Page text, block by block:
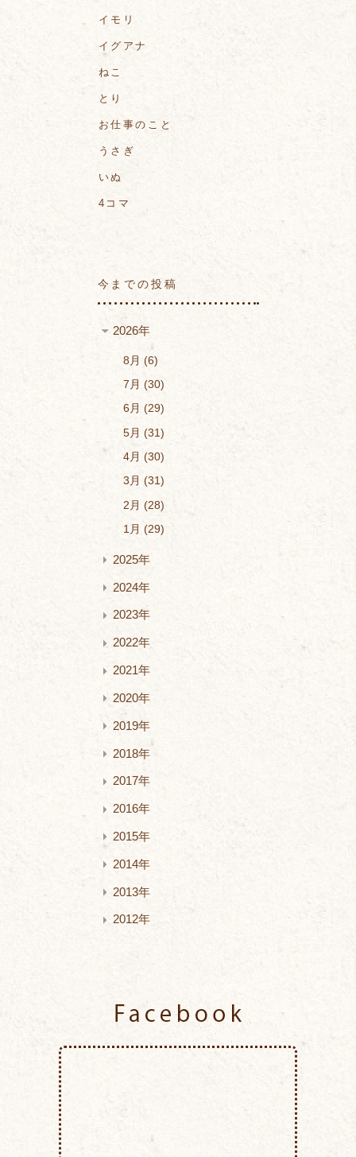
イモリ
イグアナ
ねこ
とり
お仕事のこと
うさぎ
いぬ
4コマ
今までの投稿
2026年
8月
6
7月
30
6月
29
5月
31
4月
30
3月
31
2月
28
1月
29
2025年
2024年
2023年
2022年
2021年
2020年
2019年
2018年
2017年
2016年
2015年
2014年
2013年
2012年
Facebook